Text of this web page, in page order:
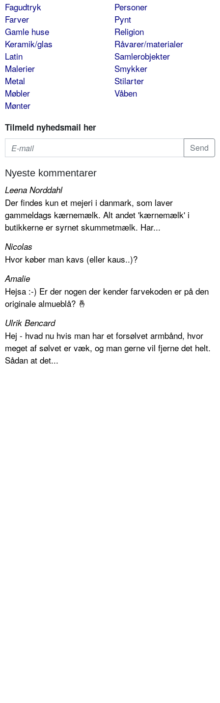
Fagudtryk
Farver
Gamle huse
Keramik/glas
Latin
Malerier
Metal
Møbler
Mønter
Personer
Pynt
Religion
Råvarer/materialer
Samlerobjekter
Smykker
Stilarter
Våben
Tilmeld nyhedsmail her
Nyeste kommentarer
Leena Norddahl
Der findes kun et mejeri i danmark, som laver
gammeldags kærnemælk. Alt andet 'kærnemælk' i
butikkerne er syrnet skummetmælk. Har...
Nicolas
Hvor køber man kavs (eller kaus..)?
Amalie
Hejsa :-) Er der nogen der kender farvekoden er på den
originale almueblå? 🤞
Ulrik Bencard
Hej - hvad nu hvis man har et forsølvet armbånd, hvor
meget af sølvet er væk, og man gerne vil fjerne det helt.
Sådan at det...